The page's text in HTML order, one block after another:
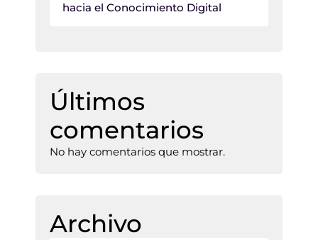
hacia el Conocimiento Digital
Últimos
comentarios
No hay comentarios que mostrar.
Archivo